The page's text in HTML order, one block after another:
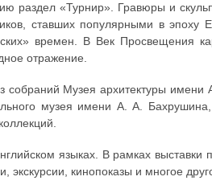
раздел «Турнир». Гравюры и
ставших популярными в эпоху
времен. В Век Просвещения
отражение.
собраний Музея архитектуры
музея имени А. А.
языках. В рамках выставки
кинопоказы и многое